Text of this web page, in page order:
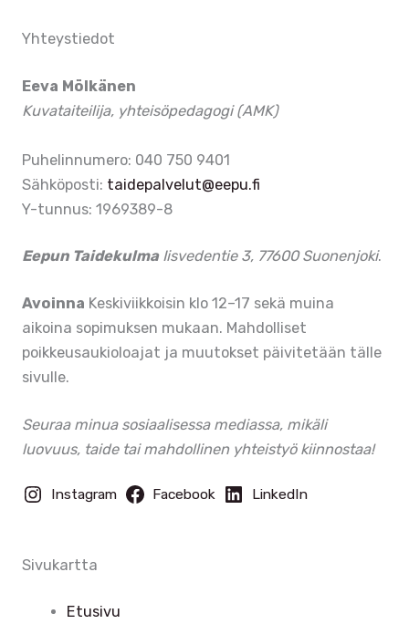
Yhteystiedot
Eeva Mölkänen
Kuvataiteilija, yhteisöpedagogi (AMK)
Puhelinnumero: 040 750 9401
Sähköposti: taidepalvelut@eepu.fi
Y-tunnus: 1969389-8
Eepun Taidekulma Iisvedentie 3, 77600 Suonenjoki.
Avoinna Keskiviikkoisin klo 12–17 sekä muina
aikoina sopimuksen mukaan. Mahdolliset
poikkeusaukioloajat ja muutokset päivitetään tälle
sivulle.
Seuraa minua sosiaalisessa mediassa, mikäli
luovuus, taide tai mahdollinen yhteistyö kiinnostaa!
Instagram Facebook LinkedIn
Sivukartta
Etusivu